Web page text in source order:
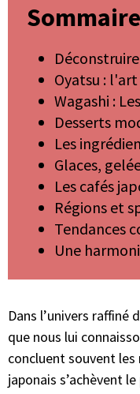
Sommaire
Oyatsu :
Wagashi :
Desserts
Les
Glaces,
Les cafés
Régions et
Tendances
Une
Dans l’univers raffiné
que nous lui
concluent souvent
japonais s’achèvent